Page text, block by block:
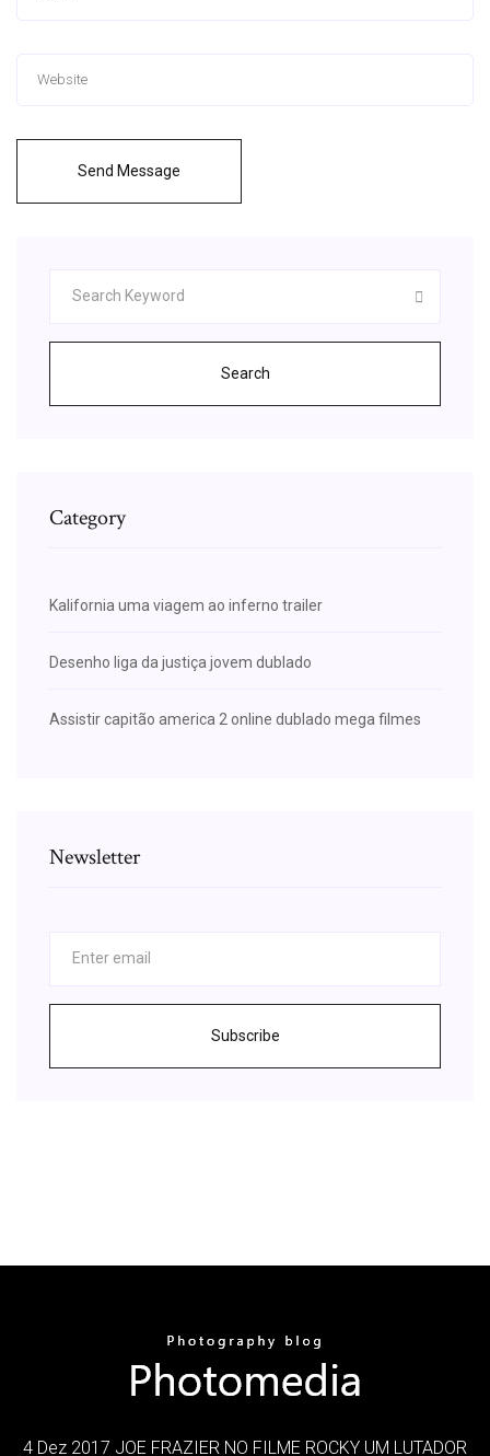
Send Message
Search
Category
Kalifornia uma viagem ao inferno trailer
Desenho liga da justiça jovem dublado
Assistir capitão america 2 online dublado mega filmes
Newsletter
Subscribe
4 Dez 2017 JOE FRAZIER NO FILME ROCKY UM LUTADOR